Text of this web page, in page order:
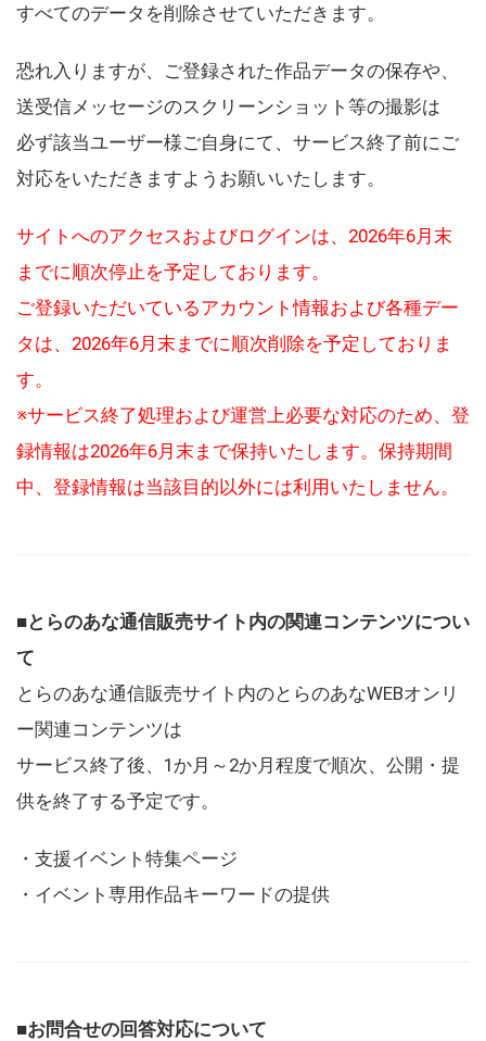
すべてのデータを削除させていただきます。
恐れ入りますが、ご登録された作品データの保存や、
送受信メッセージのスクリーンショット等の撮影は
必ず該当ユーザー様ご自身にて、サービス終了前にご
対応をいただきますようお願いいたします。
サイトへのアクセスおよびログインは、2026年6月末
までに順次停止を予定しております。
ご登録いただいているアカウント情報および各種デー
タは、2026年6月末までに順次削除を予定しておりま
す。
※サービス終了処理および運営上必要な対応のため、登
録情報は2026年6月末まで保持いたします。保持期間
中、登録情報は当該目的以外には利用いたしません。
■とらのあな通信販売サイト内の関連コンテンツについ
て
とらのあな通信販売サイト内のとらのあなWEBオンリ
ー関連コンテンツは
サービス終了後、1か月～2か月程度で順次、公開・提
供を終了する予定です。
・支援イベント特集ページ
・イベント専用作品キーワードの提供
■お問合せの回答対応について